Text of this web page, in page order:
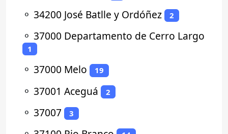
⚬ 34200 José Batlle y Ordóñez 2
⚬ 37000 Departamento de Cerro Largo
1
⚬ 37000 Melo 19
⚬ 37001 Aceguá 2
⚬ 37007 3